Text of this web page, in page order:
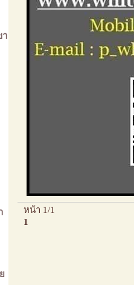
า
หน้า 1/1
1